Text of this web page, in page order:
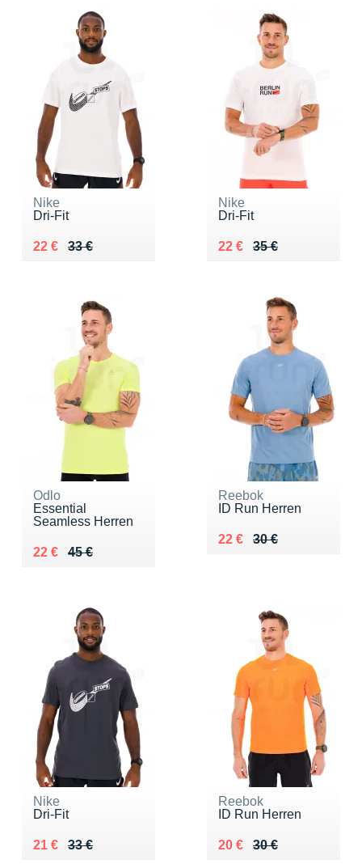
Nike
Dri-Fit
33 €
Au lieu de 33 €
22 €
Vendu 22 €
Nike
Dri-Fit
35 €
Au lieu de 35 €
22 €
Vendu 22 €
Odlo
Essential
Seamless Herren
45 €
Au lieu de 45 €
22 €
Vendu 22 €
Reebok
ID Run Herren
30 €
Au lieu de 30 €
22 €
Vendu 22 €
Nike
Dri-Fit
33 €
Au lieu de 33 €
21 €
Vendu 21 €
Reebok
ID Run Herren
30 €
Au lieu de 30 €
20 €
Vendu 20 €